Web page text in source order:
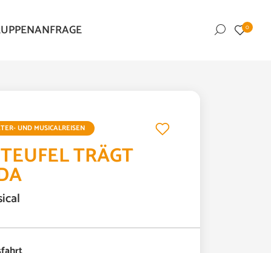
0
UND MUSICALREISEN
TRÄGT